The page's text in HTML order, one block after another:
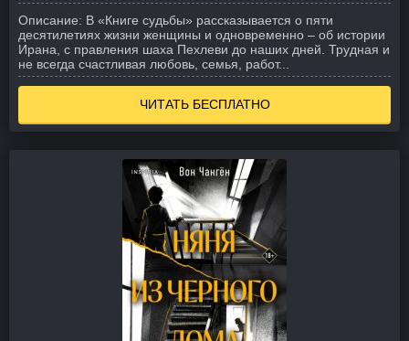
Описание: В «Книге судьбы» рассказывается о пяти
десятилетиях жизни женщины и одновременно – об истории
Ирана, с правления шаха Пехлеви до наших дней. Трудная и
не всегда счастливая любовь, семья, работ...
ЧИТАТЬ БЕСПЛАТНО